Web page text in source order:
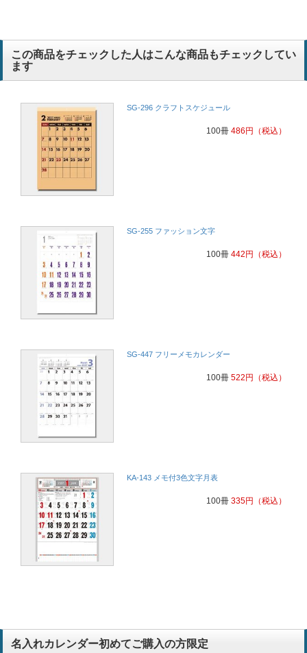
この商品をチェックした人はこんな商品もチェックしてい
ます
SG-296 クラフトスケジュール
100冊 486 円 （税込）
SG-255 ファッション文字
100冊 442 円 （税込）
SG-447 フリーメモカレンダー
100冊 522 円 （税込）
KA-143 メモ付3色文字月表
100冊 335円 （税込）
名入れカレンダー初めてご購入の方限定